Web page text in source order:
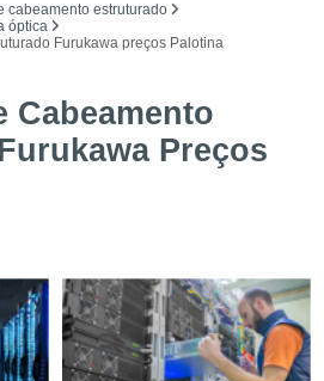
cabeamento estruturado
óptica
Furukawa preços Palotina
Cabeamento
Preços